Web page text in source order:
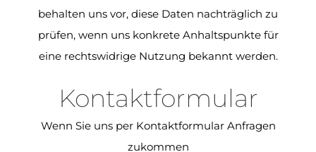
behalten uns vor, diese Daten nachträglich zu
prüfen, wenn uns konkrete Anhaltspunkte für
eine rechtswidrige Nutzung bekannt werden.
Kontaktformular
Wenn Sie uns per Kontaktformular Anfragen
zukommen